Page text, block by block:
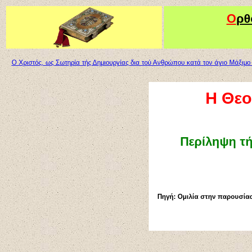
Ο
Ο Χριστός, ως Σωτηρία τής Δημιουργίας δια τού Ανθρώπου κατά τον άγιο
Η
Περίληψη
Πηγή: Ομιλία στην